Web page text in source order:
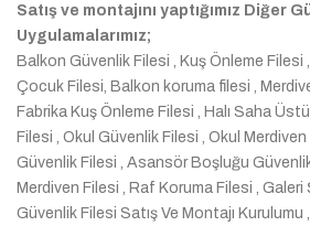
Satış ve montajını yaptığımız Diğer
Uygulamalarımız;
Balkon Güvenlik Filesi , Kuş Önleme Filesi ,
Çocuk Filesi, Balkon koruma filesi ,
Fabrika Kuş Önleme Filesi , Halı Saha
Filesi , Okul Güvenlik Filesi , Okul
Güvenlik Filesi , Asansör Boşluğu
Merdiven Filesi , Raf Koruma Filesi , Galeri
Güvenlik Filesi Satış Ve Montajı Kurulumu